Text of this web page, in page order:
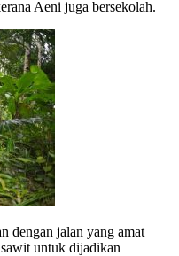
Aeni juga bersekolah.
dengan jalan yang amat
untuk dijadikan